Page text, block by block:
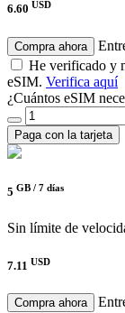
6.60 USD
Compra ahora
He verificado y
eSIM. Verifica aquí
¿Cuántos eSIM
Paga con la tarjeta
5 GB / 7 días
Sin límite de
7.11 USD
Compra ahora